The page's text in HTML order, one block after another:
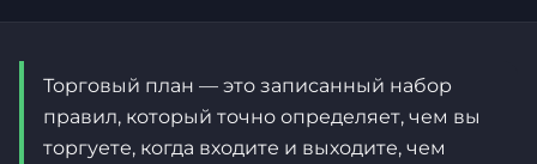
Торговый план — это записанный набор
правил, который точно определяет, чем вы
торгуете, когда входите и выходите, чем